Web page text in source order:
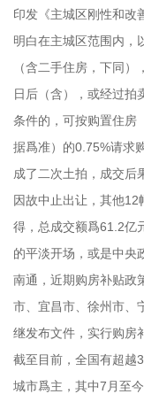
印发《主城区刚性和改
明白在主城区范围内，
（含二手住房，下同
日后（含），或经过拍
条件的，可按购置住房
据爲准）的0.75%请求
成了二次土拍，成交后
因故中止出让，其他
得，总成交额爲61.2亿
的平淡开场，或是中央
南通，近期购房补贴政
市、宜昌市、徐州市、
继发布文件，实行购房
截至目前，全国有超越
城市爲主，其中7月至